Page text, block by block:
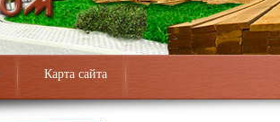
Карта сайта